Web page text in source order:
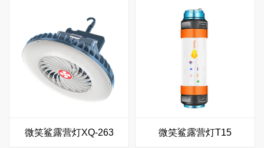
微笑鲨露营灯XQ-263 微笑鲨露营灯T15